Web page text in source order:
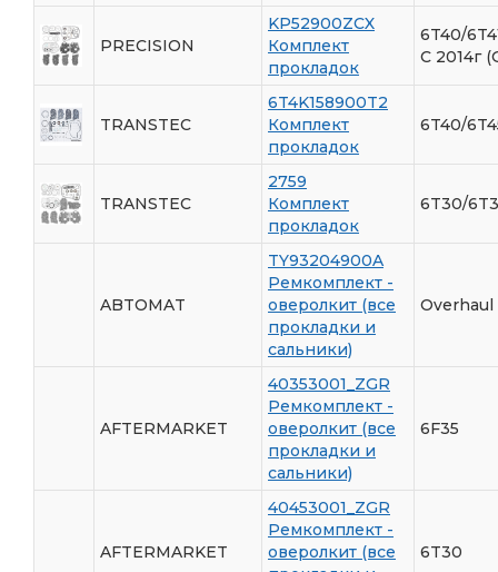
PRECISION
KP52900ZCX
Комплект
прокладок
6T40/
C 2014г
TRANSTEC
6T4K158900T2
Комплект
прокладок
6T40/
TRANSTEC
2759
Комплект
прокладок
6T30/
ABTOMAT
TY93204900A
Ремкомплект -
оверолкит (все
прокладки и
сальники)
AFTERMARKET
40353001_ZGR
Ремкомплект -
оверолкит (все
прокладки и
сальники)
6F35
AFTERMARKET
40453001_ZGR
Ремкомплект -
оверолкит (все
6T30